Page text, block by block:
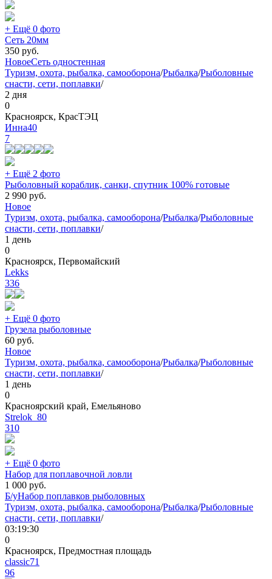
+ Ещё 0 фото
Сеть 20мм
350 руб.
НовоеСеть одностенная
Туризм, охота, рыбалка, самооборона/Рыбалка/Рыболовные
снасти, сети, поплавки/
2 дня
0
Красноярск, КрасТЭЦ
Инна40
7
+ Ещё 2 фото
Рыболовный кораблик, санки, спутник 100% готовые
2 990 руб.
Новое
Туризм, охота, рыбалка, самооборона/Рыбалка/Рыболовные
снасти, сети, поплавки/
1 день
0
Красноярск, Первомайский
Lekks
336
+ Ещё 0 фото
Грузела рыболовные
60 руб.
Новое
Туризм, охота, рыбалка, самооборона/Рыбалка/Рыболовные
снасти, сети, поплавки/
1 день
0
Красноярский край, Емельяново
Strelok_80
310
+ Ещё 0 фото
Набор для поплавочной ловли
1 000 руб.
Б/уНабор поплавков рыболовных
Туризм, охота, рыбалка, самооборона/Рыбалка/Рыболовные
снасти, сети, поплавки/
03:19:30
0
Красноярск, Предмостная площадь
classic71
96